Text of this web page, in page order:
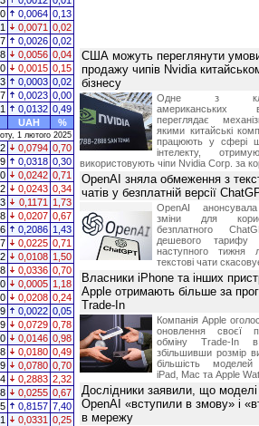
0,0064 0,13
0,0071 0,02
0,0026 0,02
0,0056 0,04
0,0015 0,15
0,0003 0,02
0,0023 0,00
0,0132 0,49
UAH %
1 лютого 2025
0,0794 0,70
0,0318 0,30
0,0242 0,71
0,0243 0,34
0,1171
1,73
0,0207 0,67
0,2086 1,43
0,0225 0,71
0,0108 1,50
0,0336 0,70
0,0005 1,18
0,0208 0,24
0,0022 0,05
0,0729 0,78
0,0146 0,98
0,0180 0,49
0,0780 0,70
0,2883 2,32
0,0255 0,67
0,8157 7,40
0,0331 0,25
США можуть переглянути
продажу чипів Nvidia
бізнесу
Одне з
американських
переглядає
якими китайські
працюють у сфері
інтелекту,
використовують чіпи Nvidia Corp. за
OpenAI зняла обмеження з
чатів у безплатній версії
OpenAI
зміни для
безплатного
дешевого тарифу
наступного тижня
текстові чати
Власники iPhone та інших
Apple отримають більше за
Trade-In
Компанія Apple
оновлення своєї
обміну Trade-In
збільшивши розмір
більшість моделей
iPad, Mac та Apple
Дослідники заявили, що моделі
OpenAI «вступили в змову» і
в мережу